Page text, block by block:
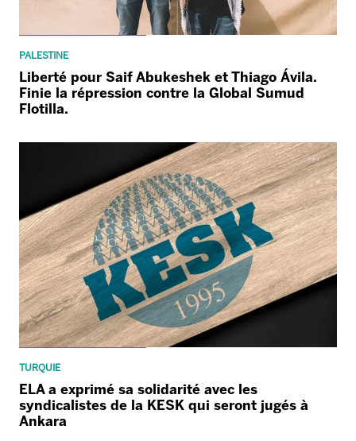
PALESTINE
Liberté pour Saif Abukeshek et Thiago Ávila.
Finie la répression contre la Global Sumud
Flotilla.
TURQUIE
ELA a exprimé sa solidarité avec les
syndicalistes de la KESK qui seront jugés à
Ankara